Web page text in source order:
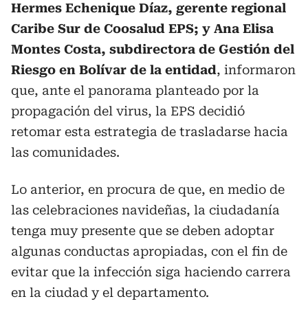
Hermes Echenique Díaz, gerente regional
Caribe Sur de Coosalud EPS; y Ana Elisa
Montes Costa, subdirectora de Gestión del
Riesgo en Bolívar de la entidad, informaron
que, ante el panorama planteado por la
propagación del virus, la EPS decidió
retomar esta estrategia de trasladarse hacia
las comunidades.
Lo anterior, en procura de que, en medio de
las celebraciones navideñas, la ciudadanía
tenga muy presente que se deben adoptar
algunas conductas apropiadas, con el fin de
evitar que la infección siga haciendo carrera
en la ciudad y el departamento.